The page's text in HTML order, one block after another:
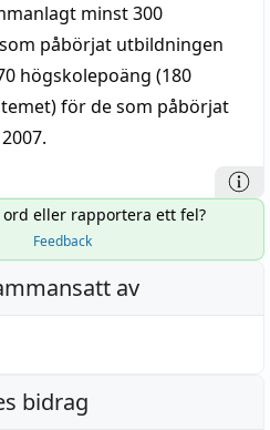
minst 300
påbörjat utbildningen
högskolepoäng (180
för de som påbörjat
eller rapportera ett fel?
Feedback
av
bidrag